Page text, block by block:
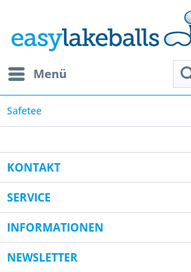
Menü
Safetee
KONTAKT
SERVICE
INFORMATIONEN
NEWSLETTER